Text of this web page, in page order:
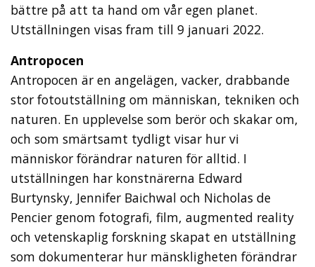
bättre på att ta hand om vår egen planet.
Utställningen visas fram till 9 januari 2022.
Antropocen
Antropocen är en angelägen, vacker, drabbande
stor fotoutställning om människan, tekniken och
naturen. En upplevelse som berör och skakar om,
och som smärtsamt tydligt visar hur vi
människor förändrar naturen för alltid. I
utställningen har konstnärerna Edward
Burtynsky, Jennifer Baichwal och Nicholas de
Pencier genom fotografi, film, augmented reality
och vetenskaplig forskning skapat en utställning
som dokumenterar hur mänskligheten förändrar